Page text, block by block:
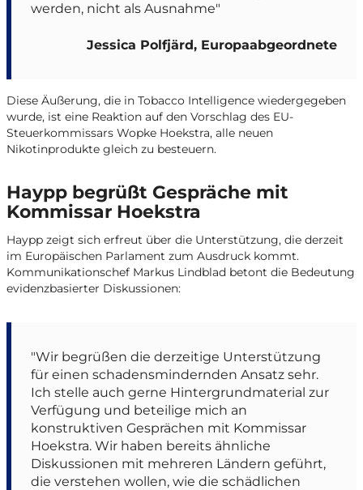
werden, nicht als Ausnahme"
Jessica Polfjärd, Europaabgeordnete
Diese Äußerung, die in Tobacco Intelligence wiedergegeben
wurde, ist eine Reaktion auf den Vorschlag des EU-
Steuerkommissars Wopke Hoekstra, alle neuen
Nikotinprodukte gleich zu besteuern.
Haypp begrüßt Gespräche mit
Kommissar Hoekstra
Haypp zeigt sich erfreut über die Unterstützung, die derzeit
im Europäischen Parlament zum Ausdruck kommt.
Kommunikationschef Markus Lindblad betont die Bedeutung
evidenzbasierter Diskussionen:
"Wir begrüßen die derzeitige Unterstützung
für einen schadensmindernden Ansatz sehr.
Ich stelle auch gerne Hintergrundmaterial zur
Verfügung und beteilige mich an
konstruktiven Gesprächen mit Kommissar
Hoekstra. Wir haben bereits ähnliche
Diskussionen mit mehreren Ländern geführt,
die verstehen wollen, wie die schädlichen